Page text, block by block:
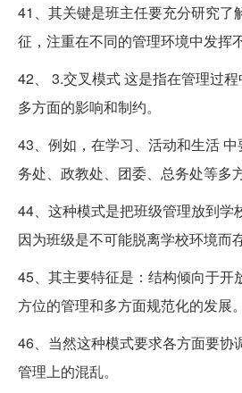
41、其关键是班主任要充分研究了
征，注重在不同的管理环境中发挥
42、 3.交叉模式 这是指在管理过
多方面的影响和制约。
43、例如，在学习、活动和生活
务处、政教处、团委、总务处等多
44、这种模式是把班级管理放到学
因为班级是不可能脱离学校环境而
45、其主要特征是：结构倾向于开
方位的管理和多方面规范化的发展。
46、当然这种模式要求各方面要协
管理上的混乱。